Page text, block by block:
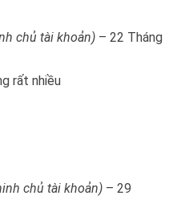
chủ tài khoản) – 22 Tháng
rất nhiều
chủ tài khoản) – 29